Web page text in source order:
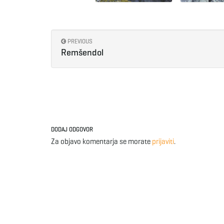
PREVIOUS
Remšendol
DODAJ ODGOVOR
Za objavo komentarja se morate prijaviti.